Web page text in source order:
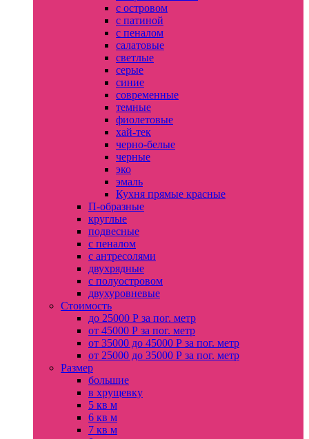
с островом
с патиной
с пеналом
салатовые
светлые
серые
синие
современные
темные
фиолетовые
хай-тек
черно-белые
черные
эко
эмаль
Кухня прямые красные
П-образные
круглые
подвесные
с пеналом
с антресолями
двухрядные
с полуостровом
двухуровневые
Стоимость
до 25000 Р за пог. метр
от 45000 Р за пог. метр
от 35000 до 45000 Р за пог. метр
от 25000 до 35000 Р за пог. метр
Размер
большие
в хрущевку
5 кв м
6 кв м
7 кв м